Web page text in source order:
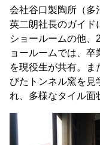
会社谷口製陶所（多
英二朗社長のガイド
ショールームの他、
ョールームでは、
を現役生が共有。ま
びたトンネル窯を見
れ、多様なタイル面